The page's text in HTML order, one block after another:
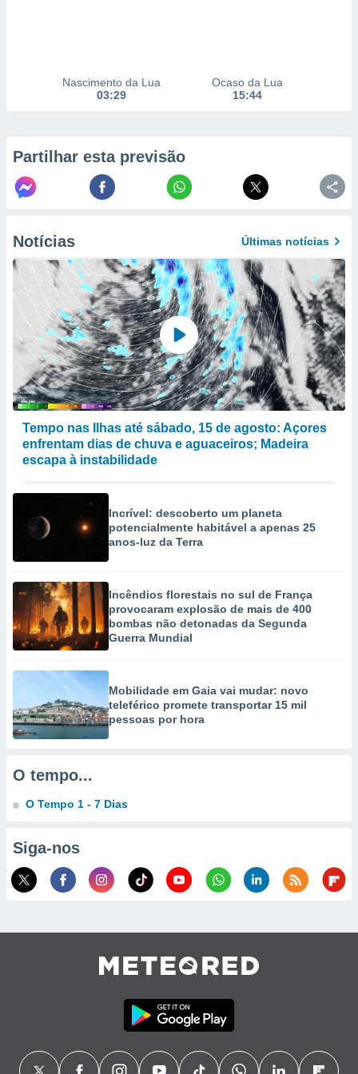
ou aceder
num
para
utilizar
criar
de
ou
de dados
fontes,
e melhorar
dados
através
estudos
de
Nascimento da Lua
03:29
Ocaso da Lua
15:44
Partilhar esta previsão
Notícias Últimas notícias
Tempo nas Ilhas até sábado, 15 de agosto: Açores
enfrentam dias de chuva e aguaceiros; Madeira
escapa à instabilidade
Incrível: descoberto um planeta
potencialmente habitável a apenas 25
anos-luz da Terra
Incêndios florestais no sul de França
provocaram explosão de mais de 400
bombas não detonadas da Segunda
Guerra Mundial
Mobilidade em Gaia vai mudar: novo
teleférico promete transportar 15 mil
pessoas por hora
O tempo...
O Tempo 1 - 7 Dias
Siga-nos